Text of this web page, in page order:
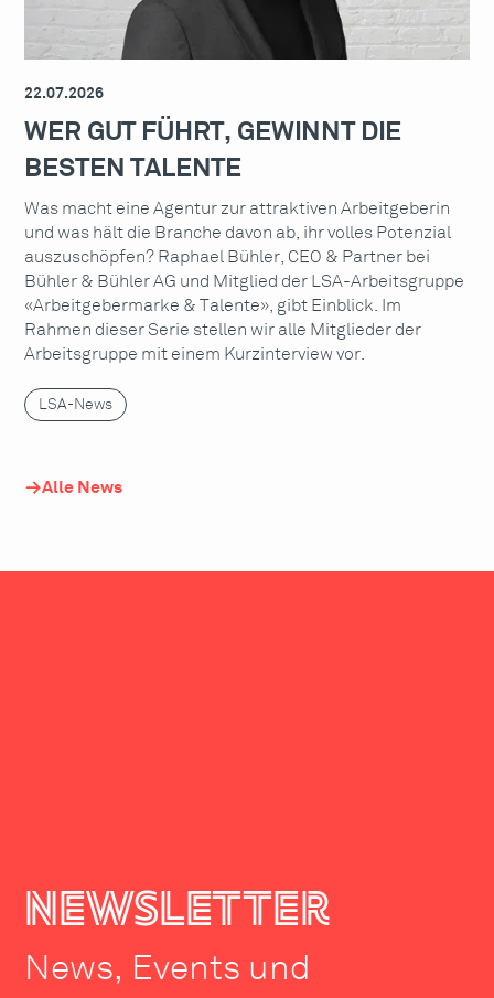
22.07.2026
WER GUT FÜHRT, GEWINNT DIE
BESTEN TALENTE
Was macht eine Agentur zur attraktiven Arbeitgeberin
und was hält die Branche davon ab, ihr volles Potenzial
auszuschöpfen? Raphael Bühler, CEO & Partner bei
Bühler & Bühler AG und Mitglied der LSA-Arbeitsgruppe
«Arbeitgebermarke & Talente», gibt Einblick. Im
Rahmen dieser Serie stellen wir alle Mitglieder der
Arbeitsgruppe mit einem Kurzinterview vor.
LSA-News
Alle News
newsletter
News, Events und